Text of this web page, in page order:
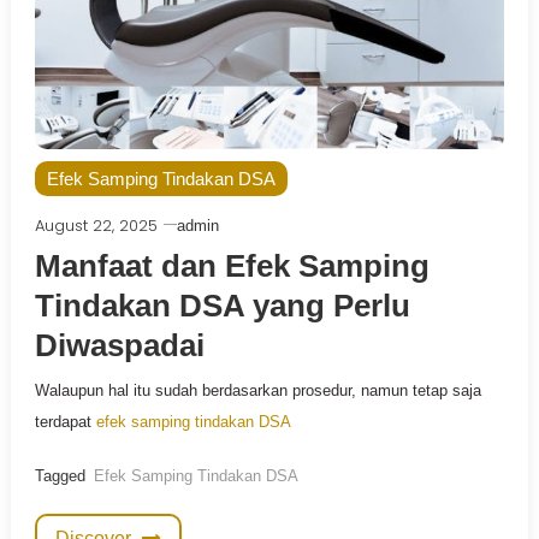
Efek Samping Tindakan DSA
August 22, 2025 admin
Manfaat dan Efek Samping
Tindakan DSA yang Perlu
Diwaspadai
Walaupun hal itu sudah berdasarkan prosedur, namun tetap saja
terdapat efek samping tindakan DSA
Tagged Efek Samping Tindakan DSA